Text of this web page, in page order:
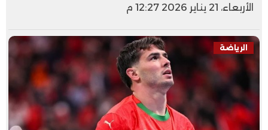
الأربعاء، 21 يناير 2026 12:27 م
الرياضة